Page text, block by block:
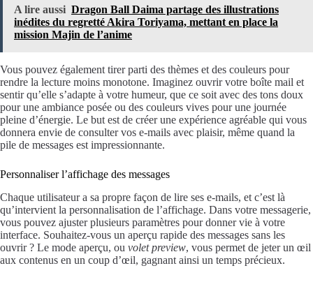
A lire aussi Dragon Ball Daima partage des illustrations
inédites du regretté Akira Toriyama, mettant en place la
mission Majin de l’anime
Vous pouvez également tirer parti des thèmes et des couleurs pour
rendre la lecture moins monotone. Imaginez ouvrir votre boîte mail et
sentir qu’elle s’adapte à votre humeur, que ce soit avec des tons doux
pour une ambiance posée ou des couleurs vives pour une journée
pleine d’énergie. Le but est de créer une expérience agréable qui vous
donnera envie de consulter vos e-mails avec plaisir, même quand la
pile de messages est impressionnante.
Personnaliser l’affichage des messages
Chaque utilisateur a sa propre façon de lire ses e-mails, et c’est là
qu’intervient la personnalisation de l’affichage. Dans votre messagerie,
vous pouvez ajuster plusieurs paramètres pour donner vie à votre
interface. Souhaitez-vous un aperçu rapide des messages sans les
ouvrir ? Le mode aperçu, ou volet preview, vous permet de jeter un œil
aux contenus en un coup d’œil, gagnant ainsi un temps précieux.